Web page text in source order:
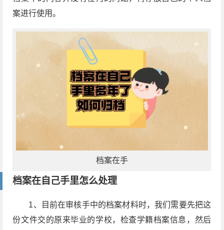
案进行使用。
档案在手
档案在自己手里怎么处理
1、目前在审核手中的档案材料时，我们需要先把这
份文件交的原来毕业的学校，检查学籍档案信息，然后